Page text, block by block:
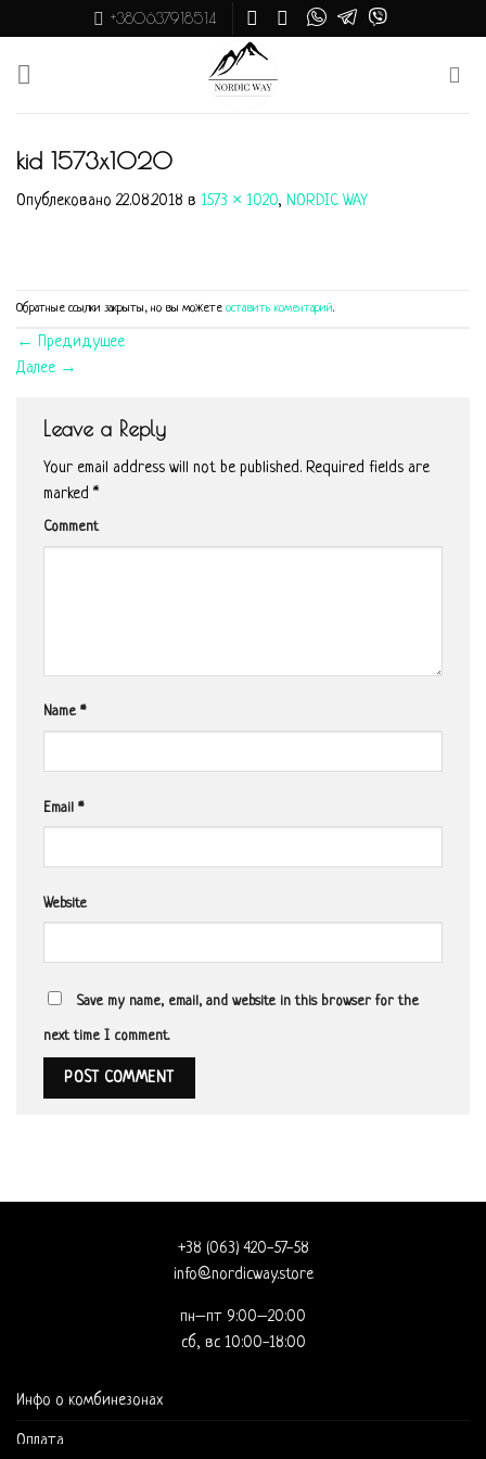
to
content
+380637918514
kid 1573х1020
Опублековано22.08.2018 в 1573 × 1020, NORDIC WAY
Обратные ссылки закрыты, но вы можете оставить коментарий.
← Предидущее
Далее →
Leave a Reply
Your email address will not be published. Required fields are
marked *
Comment
Name *
Email *
Website
Save my name, email, and website in this browser for the
next time I comment.
+38 (063) 420-57-58
info@nordicway.store
пн–пт 9:00–20:00
сб, вс 10:00-18:00
Инфо о комбинезонах
Оплата